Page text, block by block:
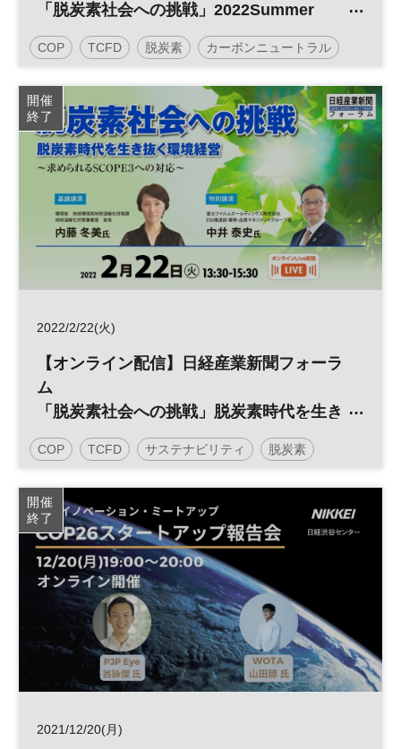
「脱炭素社会への挑戦」2022Summer
脱炭素時代を生き抜く環境経営 ～求められ
るSCOPE３への対応～
COP TCFD 脱炭素 カーボンニュートラル
エネルギー ESG SDGs 太陽光発電 RE100
参加無料 日経産業新聞フォーラム
開催
終了
2022/2/22(火)
【オンライン配信】日経産業新聞フォーラ
ム
「脱炭素社会への挑戦」脱炭素時代を生き
抜く環境経営
COP TCFD サステナビリティ 脱炭素
カーボンニュートラル サステナブル ESG
SDGs 太陽光発電 RE100 参加無料
日経産業新聞フォーラム
開催
終了
2021/12/20(月)